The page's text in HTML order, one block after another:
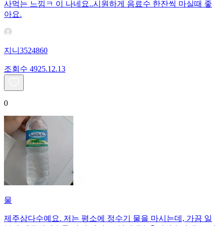
사먹는 느낌ㅋ 이 나네요..시원하게 음료수 한잔씩 마실때 좋
아요.
지니3524860
조회수 4925.12.13
0
물
제주삼다수예요. 저는 평소에 정수기 물을 마시는데, 가끔 일